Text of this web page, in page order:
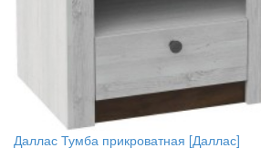
Даллас Тумба прикроватная [Даллас]